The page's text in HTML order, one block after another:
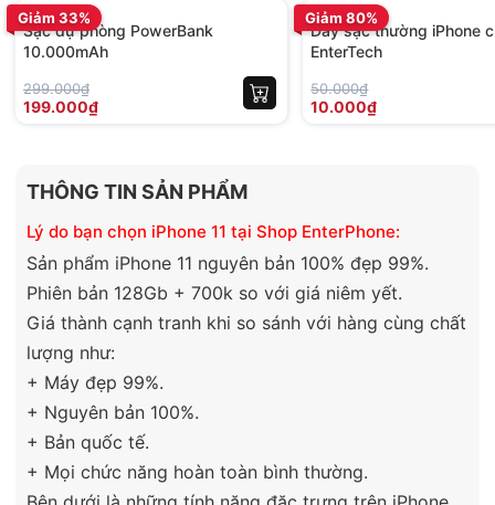
Giảm 33%
Sạc dự phòng PowerBank
10.000mAh
299.000₫
199.000₫
Giảm 80%
Dây sạc thường iPhone
EnterTech
50.000₫
10.000₫
THÔNG TIN SẢN PHẨM
Lý do bạn chọn iPhone 11 tại Shop EnterPhone:
Sản phẩm iPhone 11 nguyên bản 100% đẹp 99%.
Phiên bản 128Gb + 700k so với giá niêm yết.
Giá thành cạnh tranh khi so sánh với hàng cùng chất
lượng như:
+ Máy đẹp 99%.
+ Nguyên bản 100%.
+ Bản quốc tế.
+ Mọi chức năng hoàn toàn bình thường.